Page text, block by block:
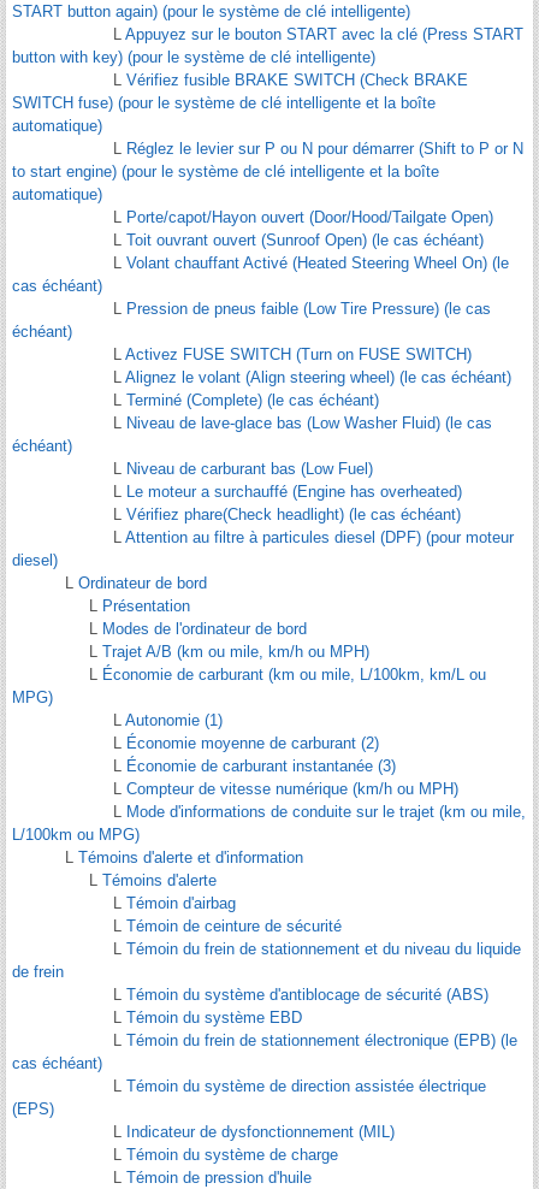
START button again) (pour le système de clé intelligente)
L Appuyez sur le bouton START avec la clé (Press START
button with key) (pour le système de clé intelligente)
L Vérifiez fusible BRAKE SWITCH (Check BRAKE
SWITCH fuse) (pour le système de clé intelligente et la boîte
automatique)
L Réglez le levier sur P ou N pour démarrer (Shift to P or N
to start engine) (pour le système de clé intelligente et la boîte
automatique)
L Porte/capot/Hayon ouvert (Door/Hood/Tailgate Open)
L Toit ouvrant ouvert (Sunroof Open) (le cas échéant)
L Volant chauffant Activé (Heated Steering Wheel On) (le
cas échéant)
L Pression de pneus faible (Low Tire Pressure) (le cas
échéant)
L Activez FUSE SWITCH (Turn on FUSE SWITCH)
L Alignez le volant (Align steering wheel) (le cas échéant)
L Terminé (Complete) (le cas échéant)
L Niveau de lave-glace bas (Low Washer Fluid) (le cas
échéant)
L Niveau de carburant bas (Low Fuel)
L Le moteur a surchauffé (Engine has overheated)
L Vérifiez phare(Check headlight) (le cas échéant)
L Attention au filtre à particules diesel (DPF) (pour moteur
diesel)
L Ordinateur de bord
L Présentation
L Modes de l'ordinateur de bord
L Trajet A/B (km ou mile, km/h ou MPH)
L Économie de carburant (km ou mile, L/100km, km/L ou
MPG)
L Autonomie (1)
L Économie moyenne de carburant (2)
L Économie de carburant instantanée (3)
L Compteur de vitesse numérique (km/h ou MPH)
L Mode d'informations de conduite sur le trajet (km ou mile,
L/100km ou MPG)
L Témoins d'alerte et d'information
L Témoins d'alerte
L Témoin d'airbag
L Témoin de ceinture de sécurité
L Témoin du frein de stationnement et du niveau du liquide
de frein
L Témoin du système d'antiblocage de sécurité (ABS)
L Témoin du système EBD
L Témoin du frein de stationnement électronique (EPB) (le
cas échéant)
L Témoin du système de direction assistée électrique
(EPS)
L Indicateur de dysfonctionnement (MIL)
L Témoin du système de charge
L Témoin de pression d'huile